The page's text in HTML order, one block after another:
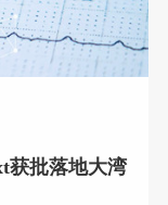
获批落地大湾